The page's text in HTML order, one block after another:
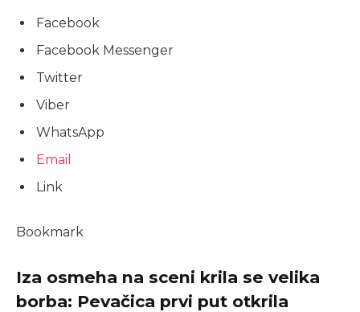
Facebook
Facebook Messenger
Twitter
Viber
WhatsApp
Email
Link
Bookmark
Iza osmeha na sceni krila se velika
borba: Pevačica prvi put otkrila